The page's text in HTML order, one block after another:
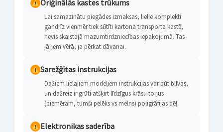
Oriģinālās kastes trūkums
Lai samazinātu piegādes izmaksas, lielie komplekti
gandrīz vienmēr tiek sūtīti kartona transporta kastē,
nevis skaistajā mazumtirdzniecības iepakojumā. Tas
jāņem vērā, ja pērkat dāvanai.
Sarežģītas instrukcijas
Dažiem lielajiem modeļiem instrukcijas var būt blīvas,
un dažreiz ir grūti atšķirt līdzīgus krāsu toņus
(piemēram, tumši pelēks vs melns) poligrāfijas dēļ.
Elektronikas saderība